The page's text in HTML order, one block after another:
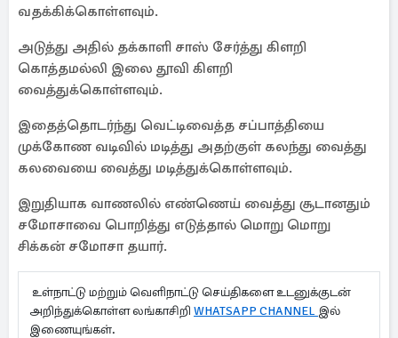
வதக்கிக்கொள்ளவும்.
அடுத்து அதில் தக்காளி சாஸ் சேர்த்து கிளறி
கொத்தமல்லி இலை தூவி கிளறி
வைத்துக்கொள்ளவும்.
இதைத்தொடர்ந்து வெட்டிவைத்த சப்பாத்தியை
முக்கோண வடிவில் மடித்து அதற்குள் கலந்து வைத்து
கலவையை வைத்து மடித்துக்கொள்ளவும்.
இறுதியாக வாணலில் எண்ணெய் வைத்து சூடானதும்
சமோசாவை பொறித்து எடுத்தால் மொறு மொறு
சிக்கன் சமோசா தயார்.
உள்நாட்டு மற்றும் வெளிநாட்டு செய்திகளை உடனுக்குடன்
அறிந்துக்கொள்ள லங்காசிறி WHATSAPP CHANNEL இல்
இணையுங்கள்.